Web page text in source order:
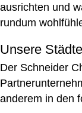
ausrichten und
rundum
Unsere Städte
Der Schneider
anderem in den